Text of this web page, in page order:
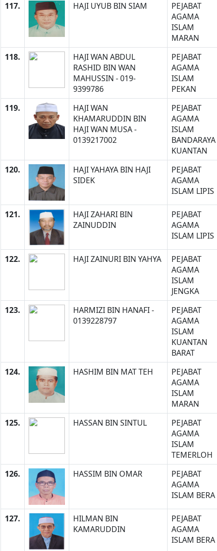
117.
HAJI UYUB BIN SIAM
PEJABAT
AGAMA
ISLAM
MARAN
118.
HAJI WAN ABDUL
RASHID BIN WAN
MAHUSSIN - 019-
9399786
PEJABAT
AGAMA
ISLAM
PEKAN
119.
HAJI WAN
KHAMARUDDIN BIN
HAJI WAN MUSA -
0139217002
PEJABAT
AGAMA
ISLAM
BANDARAYA
KUANTAN
120.
HAJI YAHAYA BIN HAJI
SIDEK
PEJABAT
AGAMA
ISLAM LIPIS
121.
HAJI ZAHARI BIN
ZAINUDDIN
PEJABAT
AGAMA
ISLAM LIPIS
122. HAJI ZAINURI BIN YAHYA
PEJABAT
AGAMA
ISLAM
JENGKA
123.
HARMIZI BIN HANAFI -
0139228797
PEJABAT
AGAMA
ISLAM
KUANTAN
BARAT
124.
HASHIM BIN MAT TEH
PEJABAT
AGAMA
ISLAM
MARAN
125.
HASSAN BIN SINTUL
PEJABAT
AGAMA
ISLAM
TEMERLOH
126.
HASSIM BIN OMAR
PEJABAT
AGAMA
ISLAM BERA
127.
HILMAN BIN
KAMARUDDIN
PEJABAT
AGAMA
ISLAM BERA